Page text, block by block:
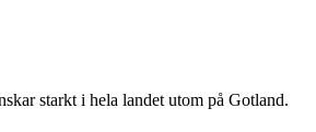
starkt i hela landet utom på Gotland.